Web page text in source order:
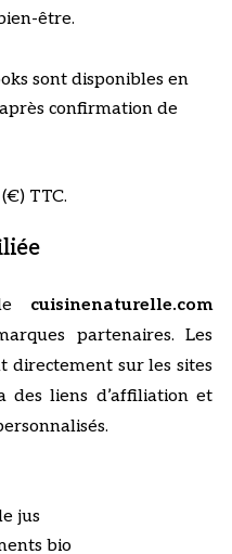
être.
sont disponibles en
confirmation de
TTC.
cuisinenaturelle.com
partenaires. Les
directement sur les sites
des liens d’affiliation et
jus
bio